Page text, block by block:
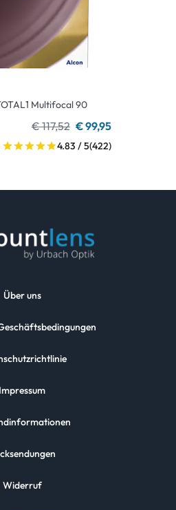
Multifocal 90
€ 117,52 € 99,95
4.83 / 5(422)
Über uns
Impressum
Widerruf